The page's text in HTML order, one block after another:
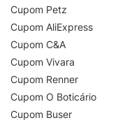
Cupom Petz
Cupom AliExpress
Cupom C&A
Cupom Vivara
Cupom Renner
Cupom O Boticário
Cupom Buser